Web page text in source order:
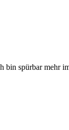
bin spürbar mehr